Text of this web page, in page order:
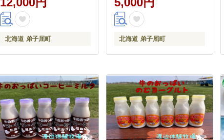
北海道 弟子屈町 北海道 弟子屈町